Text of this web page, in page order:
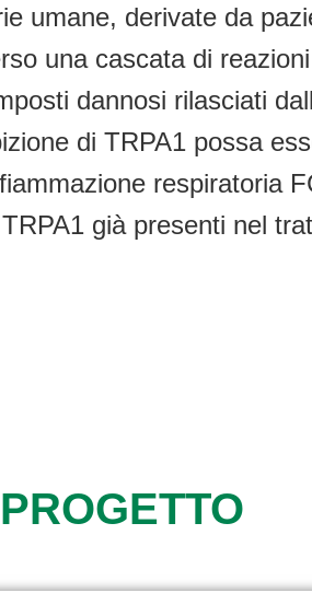
umane, derivate da
una cascata di
dannosi rilasciati
di TRPA1 possa
respiratoria
già presenti nel